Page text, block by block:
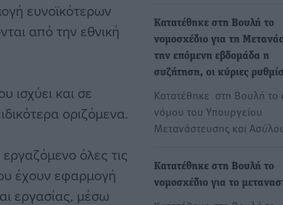
ευνοϊκότερων
από την εθνική
ισχύει και σε
οριζόμενα.
όλες τις
έχουν εφαρμογή
εργασίας, μέσω
Κατατέθηκε στη Βουλή το
νομοσχέδιο για τη
την επόμενη εβδομάδα η
συζήτηση, οι κύριες
Κατατέθηκε στη Βουλή το
νόμου του Υπουργείου
Μετανάστευσης και
Κατατέθηκε στη Βουλή το
νομοσχέδιο για το